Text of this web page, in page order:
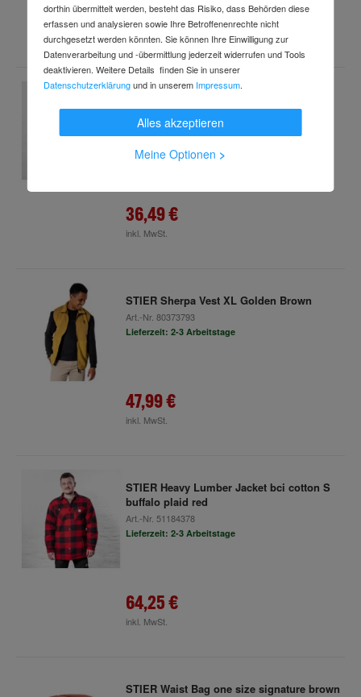
10,39 €
inkl. MwSt.
buffalo plaid grey
Art.-Nr.52364044
36,49 €
inkl. MwSt.
STIER Sherpa Vest XL Golden Brown
Art.-Nr. 80373793
Lieferzeit: 2-3 Arbeitstage
47,99 €
inkl. MwSt.
STIER Heavy Lumber Jacket bci cotton S
buffalo plaid red
Art.-Nr. 51184378
Lieferzeit: 2-3 Arbeitstage
64,25 €
inkl. MwSt.
STIER Waist Bag one size signature brown
dorthin übermittelt werden, besteht das Risiko, dass Behörden diese
erfassen und analysieren sowie Ihre Betroffenenrechte nicht
durchgesetzt werden könnten. Sie können Ihre Einwilligung zur
Datenverarbeitung und -übermittlung jederzeit widerrufen und Tools
deaktivieren. Weitere Details finden Sie in unserer
Datenschutzerklärungund in unserem Impressum.
Alles akzeptieren
Meine Optionen >